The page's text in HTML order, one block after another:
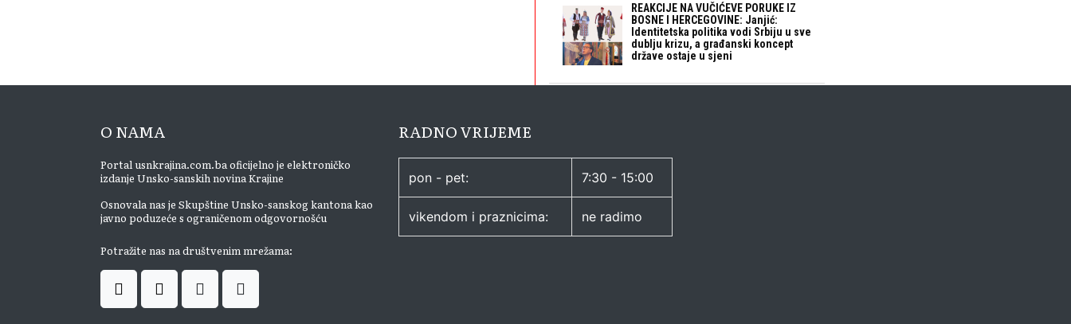
REAKCIJE NA VUČIĆEVE PORUKE IZ
BOSNE I HERCEGOVINE: Janjić:
Identitetska politika vodi Srbiju u sve
dublju krizu, a građanski koncept
države ostaje u sjeni
O NAMA
Portal usnkrajina.com.ba oficijelno je elektroničko
izdanje Unsko-sanskih novina Krajine
Osnovala nas je Skupštine Unsko-sanskog kantona kao
javno poduzeće s ograničenom odgovornošću
Potražite nas na društvenim mrežama:
RADNO VRIJEME
pon - pet: 7:30 - 15:00
vikendom i praznicima: ne radimo